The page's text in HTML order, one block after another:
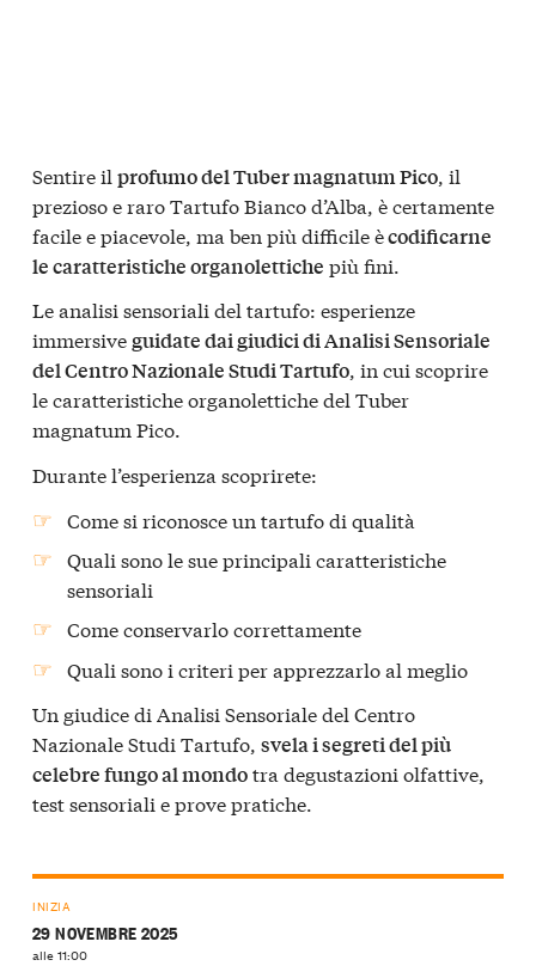
Sentire il profumo del Tuber magnatum Pico, il
prezioso e raro Tartufo Bianco d’Alba, è certamente
facile e piacevole, ma ben più difficile ècodificarne
le caratteristiche organolettiche più fini.
Le analisi sensoriali del tartufo: esperienze
immersiveguidate dai giudici di Analisi Sensoriale
del Centro Nazionale Studi Tartufo, in cui scoprire
le caratteristiche organolettiche del Tuber
magnatum Pico.
Durante l’esperienza scoprirete:
Come si riconosce un tartufo di qualità
Quali sono le sue principali caratteristiche
sensoriali
Come conservarlo correttamente
Quali sono i criteri per apprezzarlo al meglio
Un giudice di Analisi Sensoriale del Centro
Nazionale Studi Tartufo, svela i segreti del più
celebre fungo al mondotra degustazioni olfattive,
test sensoriali e prove pratiche.
INIZIA
29 NOVEMBRE 2025
alle 11:00